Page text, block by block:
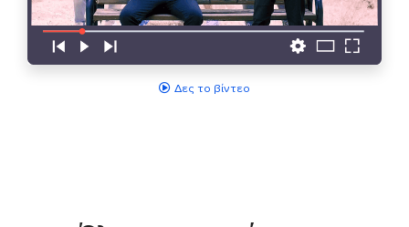
Δες το βίντεο